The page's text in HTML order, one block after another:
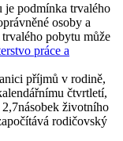
je podmínka trvalého
osoby a
pobytu může
práce a
příjmů v rodině,
čtvrtletí,
životního
rodičovský